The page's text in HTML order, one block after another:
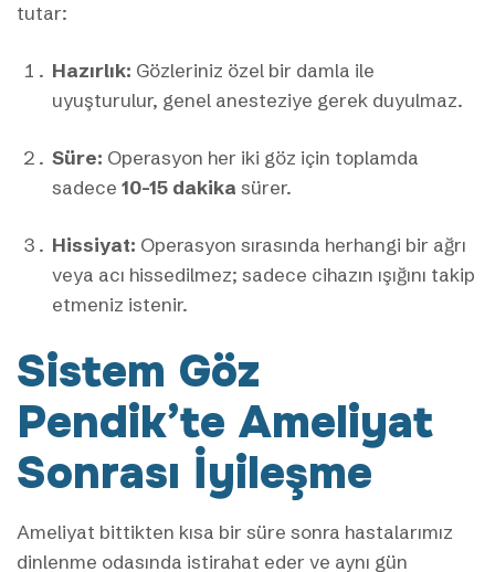
tutar:
Hazırlık: Gözleriniz özel bir damla ile
uyuşturulur, genel anesteziye gerek duyulmaz.
Süre: Operasyon her iki göz için toplamda
sadece 10-15 dakika sürer.
Hissiyat: Operasyon sırasında herhangi bir ağrı
veya acı hissedilmez; sadece cihazın ışığını takip
etmeniz istenir.
Sistem Göz
Pendik’te Ameliyat
Sonrası İyileşme
Ameliyat bittikten kısa bir süre sonra hastalarımız
dinlenme odasında istirahat eder ve aynı gün